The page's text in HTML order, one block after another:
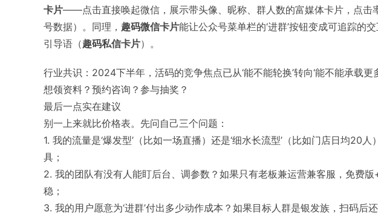
卡片——点击直接唤起微信，展示带头像、昵称、群人数的富媒体卡片，点击
号数据）。同理， 趣码微信卡片能让公众号菜单栏的‘进群’按钮变成可追踪的
引导语（趣码私信卡片）。
行业共识：2024下半年，活码的竞争焦点已从‘能不能轮换’转向‘能不能承载
想领资料？预约咨询？参与抽奖？
最后一点实在建议
别一上来就比价格表。先问自己三个问题：
1. 我的流量是‘爆发型’（比如一场直播）还是‘细水长流型’（比如门店日均20
具；
2. 我的团队有没有人能盯后台、调参数？如果只有老板兼运营兼客服，免费
稳；
3. 我的用户愿意为‘进群’付出多少动作成本？如果目标人群是银发族，扫码后